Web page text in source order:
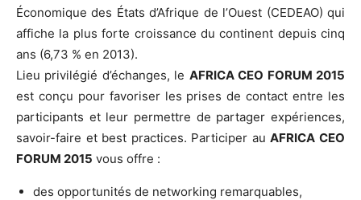
Économique des États d’Afrique de l’Ouest (CEDEAO) qui
affiche la plus forte croissance du continent depuis cinq
ans (6,73 % en 2013).
Lieu privilégié d’échanges, le AFRICA CEO FORUM 2015
est conçu pour favoriser les prises de contact entre les
participants et leur permettre de partager expériences,
savoir-faire et best practices. Participer auAFRICA CEO
FORUM 2015 vous offre :
des opportunités de networking remarquables,